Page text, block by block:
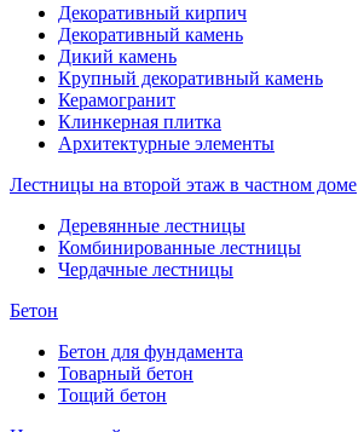
Декоративный кирпич
Декоративный камень
Дикий камень
Крупный декоративный камень
Керамогранит
Клинкерная плитка
Архитектурные элементы
Лестницы на второй этаж в частном доме
Деревянные лестницы
Комбинированные лестницы
Чердачные лестницы
Бетон
Бетон для фундамента
Товарный бетон
Тощий бетон